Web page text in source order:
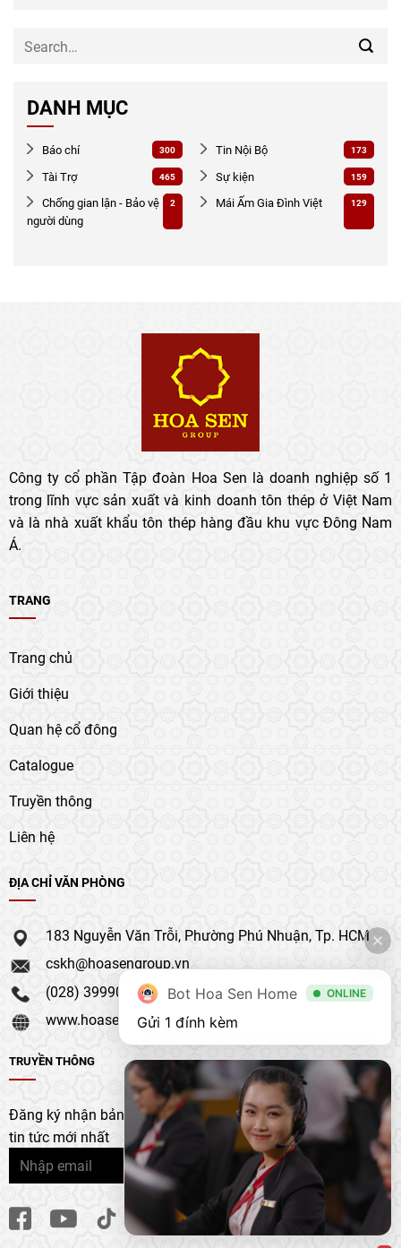
DANH MỤC
Báo chí 300 Tin Nội Bộ 173
Tài Trợ 465 Sự kiện 159
Chống gian lận - Bảo vệ
người dùng
2 Mái Ấm Gia Đình Việt 129
Công ty cổ phần Tập đoàn Hoa Sen là doanh nghiệp số 1
trong lĩnh vực sản xuất và kinh doanh tôn thép ở Việt Nam
và là nhà xuất khẩu tôn thép hàng đầu khu vực Đông Nam
Á.
TRANG
Trang chủ
Giới thiệu
Quan hệ cổ đông
Catalogue
Truyền thông
Liên hệ
ĐỊA CHỈ VĂN PHÒNG
183 Nguyễn Văn Trỗi, Phường Phú Nhuận, Tp. HCM
cskh@hoasengroup.vn
(028) 39990 111
www.hoasengroup.vn
TRUYỀN THÔNG
Đăng ký nhận bản tin của chúng tôi để nhận bản cập nhật &
tin tức mới nhất
Bot Hoa Sen Home ONLINE
Gửi 1 đính kèm